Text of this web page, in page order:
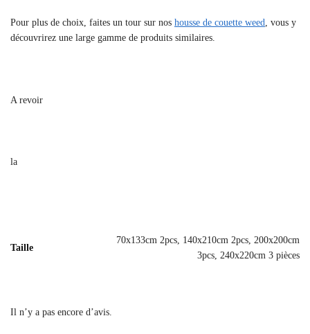
Pour plus de choix, faites un tour sur nos housse de couette weed, vous y
découvrirez une large gamme de produits similaires.
A revoir
la
Taille
70x133cm 2pcs, 140x210cm 2pcs, 200x200cm
3pcs, 240x220cm 3 pièces
Il n’y a pas encore d’avis.